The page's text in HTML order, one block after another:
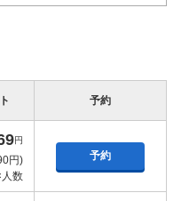
予約
円
円)
人数
予約